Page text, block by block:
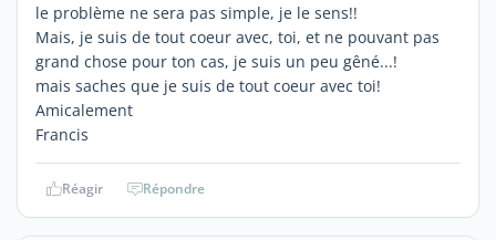
le problème ne sera pas simple, je le sens!!
Mais, je suis de tout coeur avec, toi, et ne pouvant pas
grand chose pour ton cas, je suis un peu gêné...!
mais saches que je suis de tout coeur avec toi!
Amicalement
Francis
Réagir Répondre